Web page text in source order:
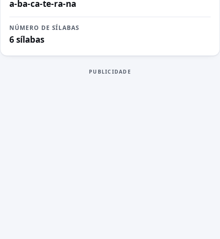
a-ba-ca-te-ra-na
NÚMERO DE SÍLABAS
6 sílabas
PUBLICIDADE